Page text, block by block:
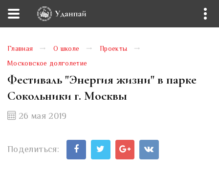
Главная О школе
Проекты
Московское долголетие
Фестиваль "Энергия жизни" в парке
Сокольники г. Москвы
26 мая 2019
Поделиться: